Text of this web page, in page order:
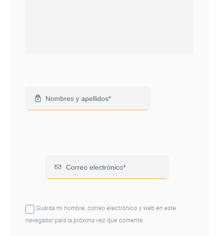
Guarda mi nombre, correo electrónico y web en este
navegador para la próxima vez que comente.